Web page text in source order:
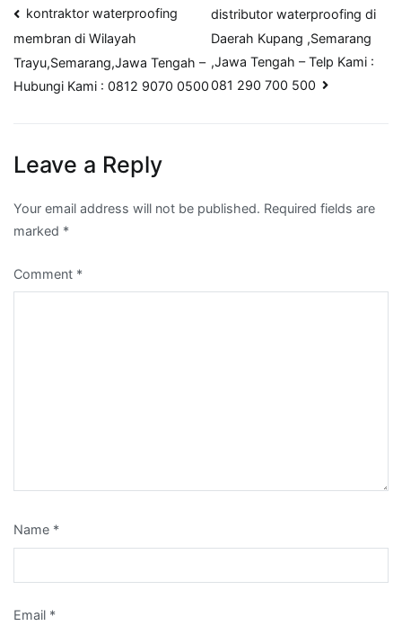
Post
navigation
kontraktor waterproofing
membran di Wilayah
Trayu,Semarang,Jawa Tengah –
Hubungi Kami : 0812 9070 0500
distributor waterproofing di
Daerah Kupang ,Semarang
,Jawa Tengah – Telp Kami :
081 290 700 500
Leave a Reply
Your email address will not be published. Required fields are
marked *
Comment *
Name *
Email *